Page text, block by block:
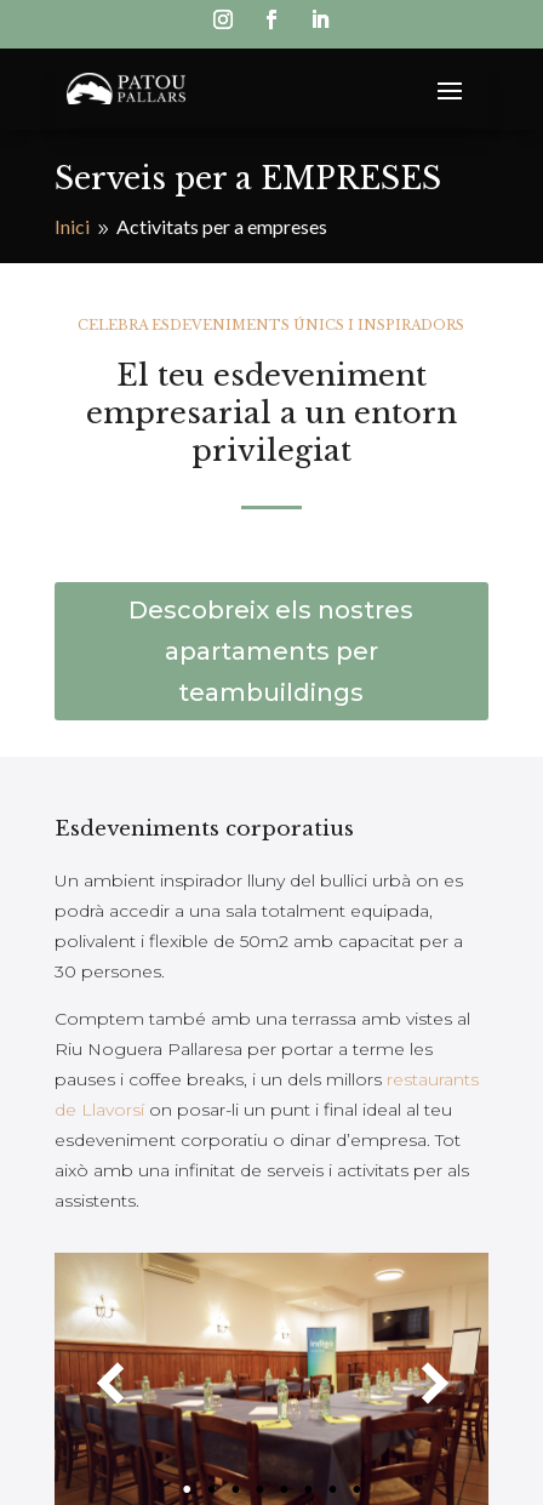
Serveis per a EMPRESES
Inici 9 Activitats per a empreses
CELEBRA ESDEVENIMENTS ÚNICS I INSPIRADORS
El teu esdeveniment
empresarial a un entorn
privilegiat
Descobreix els nostres
apartaments per
teambuildings
Esdeveniments corporatius
Un ambient inspirador lluny del bullici urbà on es
podrà accedir a una sala totalment equipada,
polivalent i flexible de 50m2 amb capacitat per a
30 persones.
Comptem també amb una terrassa amb vistes al
Riu Noguera Pallaresa per portar a terme les
pauses i coffee breaks, i un dels millors restaurants
de Llavorsíon posar-li un punt i final ideal al teu
esdeveniment corporatiu o dinar d’empresa. Tot
això amb una infinitat de serveis i activitats per als
assistents.